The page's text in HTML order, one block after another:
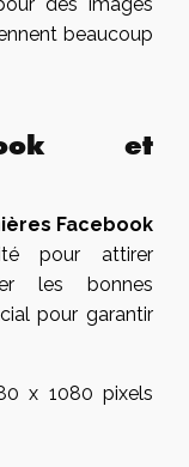
des images
beaucoup
et
Facebook
pour attirer
les bonnes
pour garantir
x 1080 pixels